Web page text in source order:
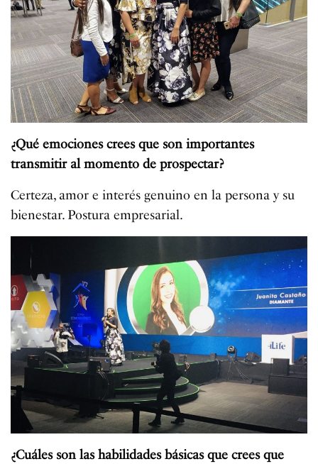
¿Qué emociones crees que son importantes
transmitir al momento de prospectar?
Certeza, amor e interés genuino en la persona y su
bienestar. Postura empresarial.
¿Cuáles son las habilidades básicas que crees que